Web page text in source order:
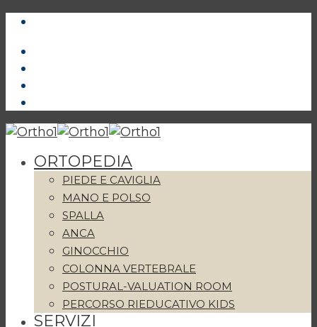
ORTOPEDIA
PIEDE E CAVIGLIA
MANO E POLSO
SPALLA
ANCA
GINOCCHIO
COLONNA VERTEBRALE
POSTURAL-VALUATION ROOM
PERCORSO RIEDUCATIVO KIDS
SERVIZI